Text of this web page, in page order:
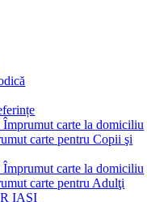
carte la domiciliu
carte pentru Copii şi
carte la domiciliu
carte pentru Adulţi
IAŞI